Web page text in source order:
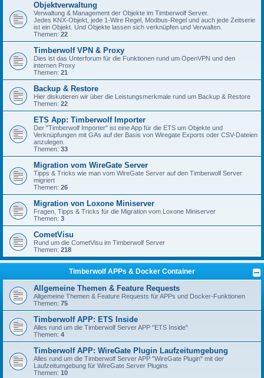
Objektverwaltung
Verwaltung & Management der Objekte im Timberwolf Server.
Jedes KNX-Objekt, jede 1-Wire Regel, Modbus-Regel und auch jede Zeitserie
ist ein Objekt. Und Objekte lassen sich verknüpfen und Verwalten.
Themen: 22
Timberwolf VPN & Proxy
Dies ist das Unterforum für die Funktionen rund um OpenVPN und den
internen Proxy
Themen: 21
Backup & Restore
Hier diskutieren wir über die Leistungsmerkmale rund um Backup & Restore
Themen: 22
ETS App: Timberwolf Importer
Der "Timberwolf Importer" ist eine App für die ETS um Objekte und
Verknüpfungen mit GAs auf der Basis von Wiregate Exports oder CSV-Dateien
anzulegen.
Themen: 33
Migration vom WireGate Server
Tipps & Tricks wie man vom WireGate Server auf den Timberwolf Server
migriert
Themen: 26
Migration von Loxone Miniserver
Fragen, Tipps & Tricks für die Migration vom Loxone Miniserver
Themen: 3
CometVisu
Rund um die CometVisu im Timberwolf Server
Themen: 218
Timberwolf APPs & Docker Container
Allgemeine Themen & Feature Requests
Allgemeine Themen & Feature Requests für APPs und Docker-Funktionen
Themen: 75
Timberwolf APP: ETS Inside
Alles rund um die Timberwolf Server APP "ETS Inside"
Themen: 4
Timberwolf APP: WireGate Plugin Laufzeitumgebung
Alles rund um die Timberwolf Server APP "WireGate Plugin" mit der
Laufzeitumgebung für WireGate Server Plugins
Themen: 10